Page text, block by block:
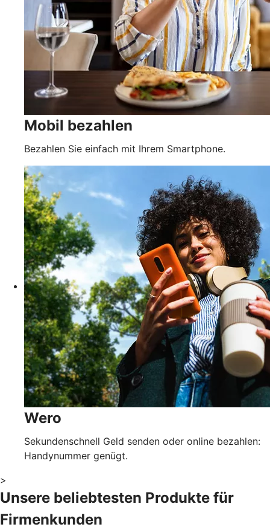
Mobil bezahlen
Bezahlen Sie einfach mit Ihrem Smartphone.
Wero
Sekundenschnell Geld senden oder online bezahlen:
Handynummer genügt.
>
Unsere beliebtesten Produkte für
Firmenkunden